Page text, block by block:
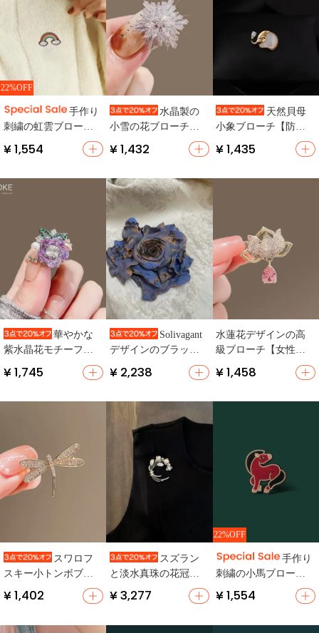
22%OFF
手作り
刺繍の虹雲ブローチ
【デザイン性のある
小型・バッグや帽子
¥ 1,554
水晶製の
小雪の花ブローチ
【エレガントなデザ
イン・カジュアル装
¥ 1,432
天然貝母
小象ブローチ【防止
光漏れ・デザインア
クセサリー・女性
¥ 1,435
華やかな
紫水晶花モチーフの
磁気ブローチ【高級
感あるデザイン・無
¥ 1,745
Solivagant
デザインのブラック
ビンテージ風ローズ
布製ブローチ
¥ 2,238
水蓮花デザインの高
級ブローチ【女性
用・服飾アクセサリ
ー】
¥ 1,458
スワロフ
スキー小トンボブロ
ーチ【可愛いデザイ
ン・高級感・胸元ア
¥ 1,402
スズラン
と淡水真珠の花冠ブ
ローチ【エレガント
な植物系デザイン・
¥ 3,277
22%OFF
手作り
刺繍の小馬ブローチ
【高級感あるデザイ
ン・気品あるアクセ
¥ 1,554